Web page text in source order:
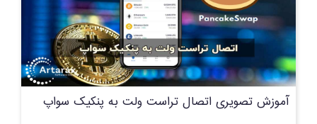
آموزش تصویری اتصال تراست ولت به پنکیک سواپ